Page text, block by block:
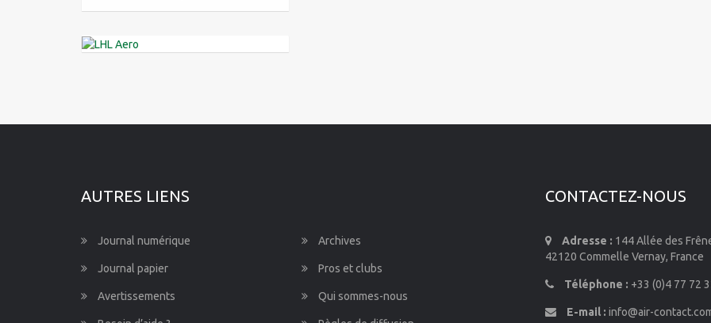
Corse
Guadeloupe
Île-de-France
Languedoc-Roussillon-Midi-
Mayotte
AUTRES LIENS
Journal numérique Archives
Journal papier Pros et clubs
Avertissements Qui sommes-nous
CONTACTEZ-NOUS
Adresse : 144 Allée des
42120 Commelle Vernay, France
Téléphone : +33 (0)4 77 72
E-mail : info@air-